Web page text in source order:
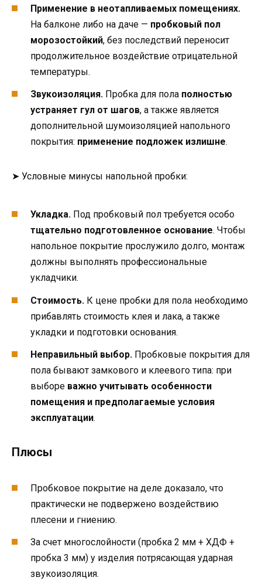
Применение в неотапливаемых помещениях.
На балконе либо на даче — пробковый пол
морозостойкий, без последствий переносит
продолжительное воздействие отрицательной
температуры.
Звукоизоляция. Пробка для пола полностью
устраняет гул от шагов, а также является
дополнительной шумоизоляцией напольного
покрытия: применение подложек излишне.
➤ Условные минусы напольной пробки:
Укладка. Под пробковый пол требуется особо
тщательно подготовленное основание. Чтобы
напольное покрытие прослужило долго, монтаж
должны выполнять профессиональные
укладчики.
Стоимость. К цене пробки для пола необходимо
прибавлять стоимость клея и лака, а также
укладки и подготовки основания.
Неправильный выбор. Пробковые покрытия для
пола бывают замкового и клеевого типа: при
выборе важно учитывать особенности
помещения и предполагаемые условия
эксплуатации.
Плюсы
Пробковое покрытие на деле доказало, что
практически не подвержено воздействию
плесени и гниению.
За счет многослойности (пробка 2 мм + ХДФ +
пробка 3 мм) у изделия потрясающая ударная
звукоизоляция.